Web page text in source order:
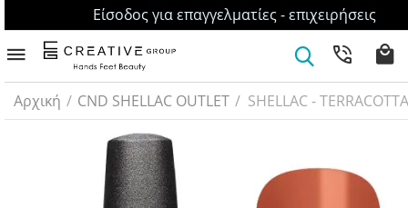
Είσοδος για επαγγελματίες - επιχειρήσεις
Αρχική / CND SHELLAC OUTLET / SHELLAC -